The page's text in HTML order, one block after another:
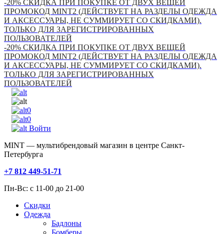
-20% СКИДКА ПРИ ПОКУПКЕ ОТ ДВУХ ВЕЩЕЙ
ПРОМОКОД MINT2 (ДЕЙСТВУЕТ НА РАЗДЕЛЫ ОДЕЖДА
И АКСЕССУАРЫ, НЕ СУММИРУЕТ СО СКИДКАМИ).
ТОЛЬКО ДЛЯ ЗАРЕГИСТРИРОВАННЫХ
ПОЛЬЗОВАТЕЛЕЙ
-20% СКИДКА ПРИ ПОКУПКЕ ОТ ДВУХ ВЕЩЕЙ
ПРОМОКОД MINT2 (ДЕЙСТВУЕТ НА РАЗДЕЛЫ ОДЕЖДА
И АКСЕССУАРЫ, НЕ СУММИРУЕТ СО СКИДКАМИ).
ТОЛЬКО ДЛЯ ЗАРЕГИСТРИРОВАННЫХ
ПОЛЬЗОВАТЕЛЕЙ
0
0
Войти
MINT — мультибрендовый магазин в центре Санкт-
Петербурга
+7 812 449-51-71
Пн-Вс: с 11-00 до 21-00
Скидки
Одежда
Бадлоны
Бомберы